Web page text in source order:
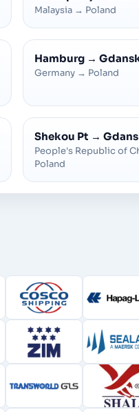
Malaysia → Poland
Hamburg →
Germany → Poland
Shekou Pt →
People's Republic of
Poland